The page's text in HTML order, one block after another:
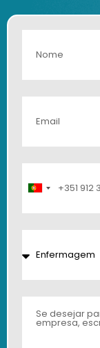
Portugal
+351